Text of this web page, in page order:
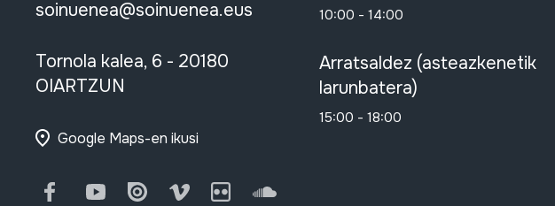
soinuenea@soinuenea.eus
Tornola kalea, 6 - 20180
OIARTZUN
Google Maps-en ikusi
FacebookYoutubeIssuu Vimeo FlickrSoundCloud
10:00 - 14:00
Arratsaldez (asteazkenetik
larunbatera)
15:00 - 18:00